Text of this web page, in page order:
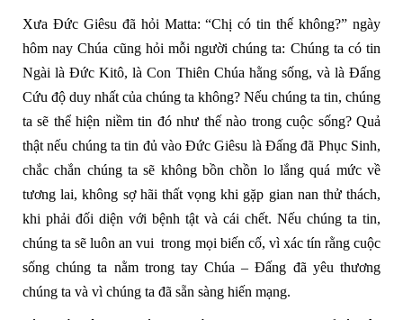
Xưa Đức Giêsu đã hỏi Matta: “Chị có tin thế không?” ngày
hôm nay Chúa cũng hỏi mỗi người chúng ta: Chúng ta có tin
Ngài là Đức Kitô, là Con Thiên Chúa hằng sống, và là Đấng
Cứu độ duy nhất của chúng ta không? Nếu chúng ta tin, chúng
ta sẽ thể hiện niềm tin đó như thế nào trong cuộc sống? Quả
thật nếu chúng ta tin đủ vào Đức Giêsu là Đấng đã Phục Sinh,
chắc chắn chúng ta sẽ không bồn chồn lo lắng quá mức về
tương lai, không sợ hãi thất vọng khi gặp gian nan thử thách,
khi phải đối diện với bệnh tật và cái chết. Nếu chúng ta tin,
chúng ta sẽ luôn an vui trong mọi biến cố, vì xác tín rằng cuộc
sống chúng ta nằm trong tay Chúa – Đấng đã yêu thương
chúng ta và vì chúng ta đã sẵn sàng hiến mạng.